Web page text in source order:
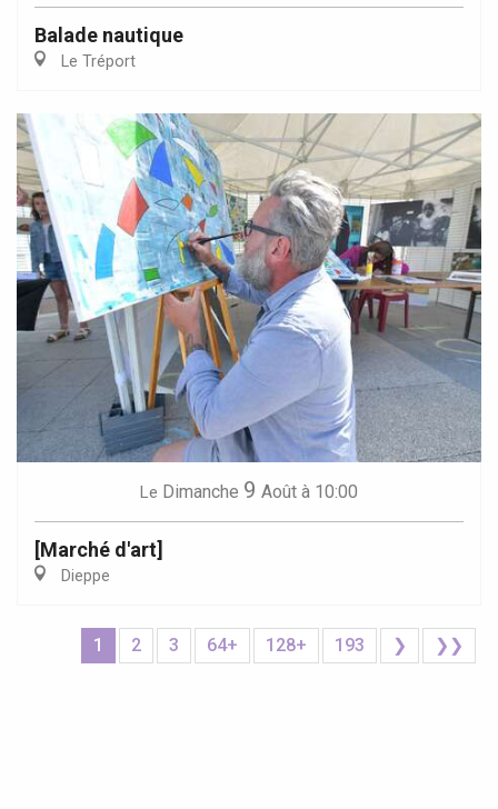
Balade nautique
Le Tréport
Le Dimanche 9 Août à 10:00
[Marché d'art]
Dieppe
1 2 3 64+ 128+ 193 ❯ ❯❯